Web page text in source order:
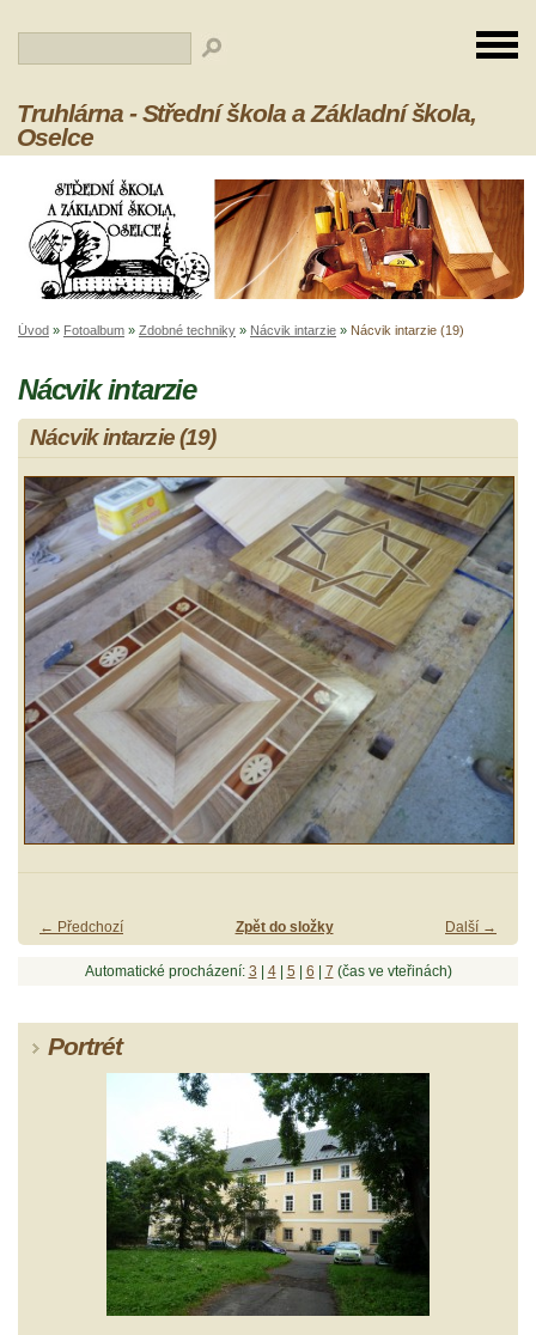
Truhlárna - Střední škola a Základní škola,
Oselce
Úvod » Fotoalbum » Zdobné techniky » Nácvik intarzie » Nácvik intarzie (19)
Nácvik intarzie
Nácvik intarzie (19)
← Předchozí Další →
Zpět do složky
Automatické procházení: 3 4| 5 6 7 (čas ve vteřinách)
Portrét